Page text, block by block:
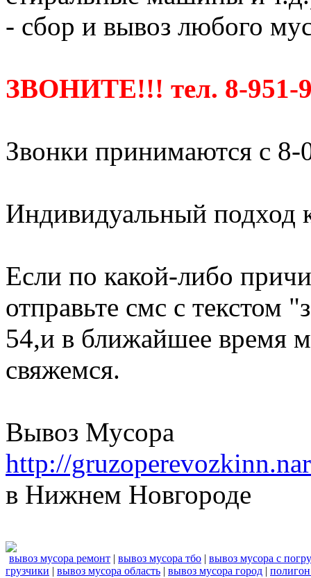
- сбор и вывоз любого
ЗВОНИТЕ!!! тел. 8-951-
Звонки принимаются с
Индивидуальный подход
Если по какой-либо
отправьте смс с текстом
54,и в ближайшее время
свяжемся.
Вывоз Мусора
http://
в Нижнем Новгороде
вывоз мусора ремонт | вывоз мусора тбо | вывоз мусора с
грузчики | вывоз мусора область | вывоз мусора город |